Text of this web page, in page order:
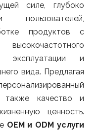
силе, глубоко
пользователей,
продуктов с
эксплуатации и
вида. Предлагая
также качество и
ценность.
OEM и ODM услуги